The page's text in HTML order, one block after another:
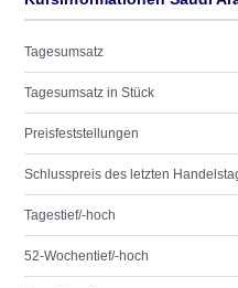
Tagesumsatz
Tagesumsatz in Stück
Preisfeststellungen
Schlusspreis des letzten
Tagestief/-hoch
52-Wochentief/-hoch